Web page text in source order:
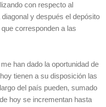
con respecto al
y después el depósito
corresponden a las
han dado la oportunidad de
tienen a su disposición las
del país pueden, sumado
hoy se incrementan hasta